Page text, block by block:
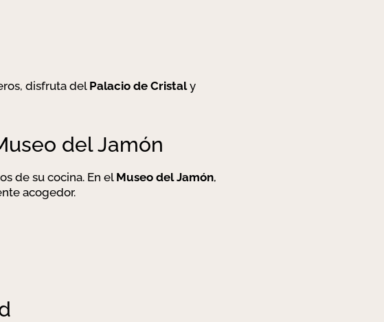
disfruta del Palacio de Cristaly
del Jamón
de su cocina. En el Museo del Jamón,
acogedor.